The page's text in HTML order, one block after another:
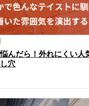
んだら！外れにくい人
穴